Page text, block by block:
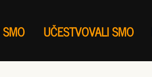
UČESTVOVALI SMO